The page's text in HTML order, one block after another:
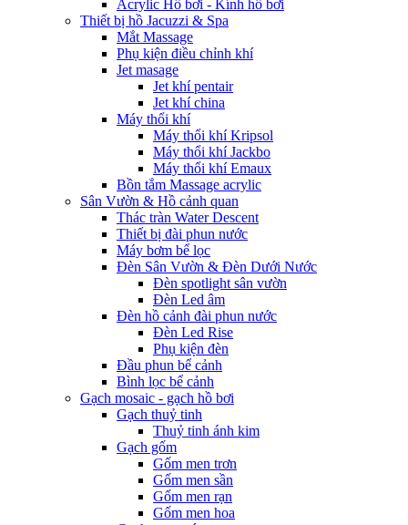
Acrylic Hồ bơi - Kính hồ bơi
Thiết bị hồ Jacuzzi & Spa
Mắt Massage
Phụ kiện điều chỉnh khí
Jet masage
Jet khí pentair
Jet khí china
Máy thổi khí
Máy thổi khí Kripsol
Máy thổi khí Jackbo
Máy thổi khí Emaux
Bồn tắm Massage acrylic
Sân Vườn & Hồ cảnh quan
Thác tràn Water Descent
Thiết bị đài phun nước
Máy bơm bể lọc
Đèn Sân Vườn & Đèn Dưới Nước
Đèn spotlight sân vườn
Đèn Led âm
Đèn hồ cảnh đài phun nước
Đèn Led Rise
Phụ kiện đèn
Đầu phun bể cảnh
Bình lọc bể cảnh
Gạch mosaic - gạch hồ bơi
Gạch thuỷ tinh
Thuỷ tinh ánh kim
Gạch gốm
Gốm men trơn
Gốm men sần
Gốm men rạn
Gốm men hoa